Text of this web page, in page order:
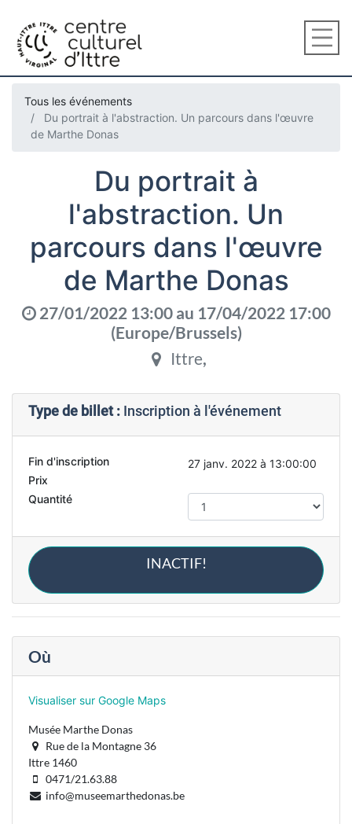
Tous les événements
Du portrait à l'abstraction. Un parcours dans l'œuvre
de Marthe Donas
Du portrait à
l'abstraction. Un
parcours dans l'œuvre
de Marthe Donas
27/01/2022 13:00au 17/04/2022 17:00
(Europe/Brussels)
Ittre,
Type de billet : Inscription à l'événement
Fin d'inscription
27 janv. 2022 à 13:00:00
Prix
Quantité
INACTIF!
Où
Visualiser sur Google Maps
Musée Marthe Donas
Rue de la Montagne 36
Ittre 1460
0471/21.63.88
info@museemarthedonas.be